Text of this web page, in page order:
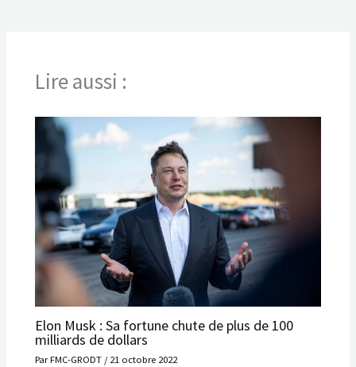
Lire aussi :
Elon Musk : Sa fortune chute de plus de 100
milliards de dollars
ParFMC-GRODT /21 octobre 2022